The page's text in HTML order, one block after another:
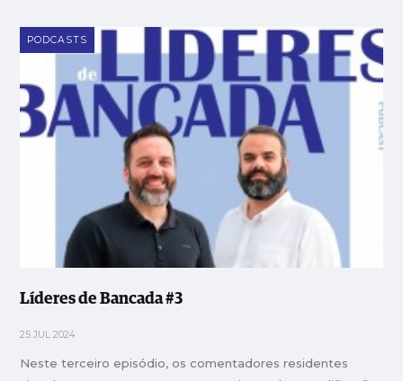
PODCASTS
Líderes de Bancada #3
25 JUL 2024
Neste terceiro episódio, os comentadores residentes